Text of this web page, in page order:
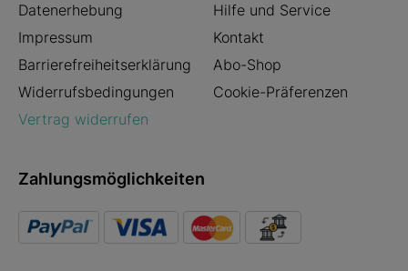
Datenerhebung
Hilfe und Service
Impressum
Kontakt
Barrierefreiheitserklärung
Abo-Shop
Widerrufsbedingungen
Cookie-Präferenzen
Vertrag widerrufen
Zahlungsmöglichkeiten